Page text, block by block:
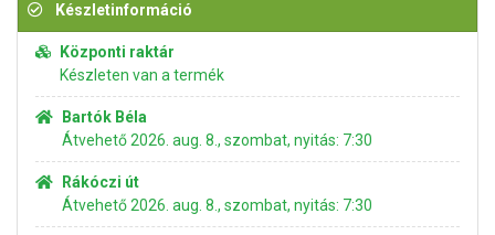
Készletinformáció
Központi raktár
Készleten van a termék
Bartók Béla
Átvehető 2026. aug. 8., szombat, nyitás: 7:30
Rákóczi út
Átvehető 2026. aug. 8., szombat, nyitás: 7:30